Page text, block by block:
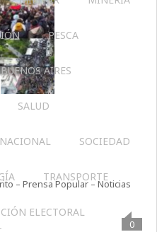
PESCA
AIRES
SALUD
SOCIEDAD
TRANSPORTE
ELECTORAL
– Prensa Popular – Noticias
0